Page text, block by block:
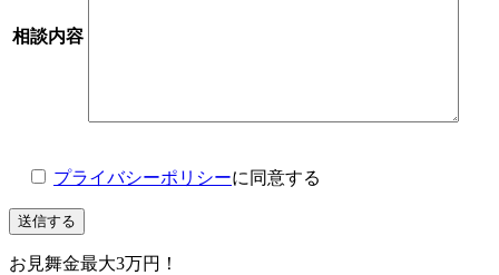
相談内容
プライバシーポリシーに同意する
お見舞金最大3万円！